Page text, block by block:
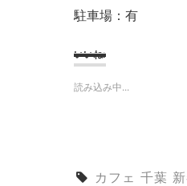
駐車場：有
いいね:
読み込み中...
カフェ 千葉